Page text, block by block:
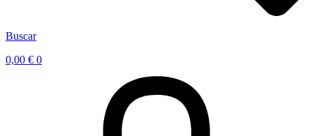
Buscar
0,00 € 0